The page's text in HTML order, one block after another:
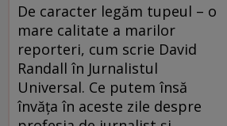
De caracter legăm tupeul – o
mare calitate a marilor
reporteri, cum scrie David
Randall în Jurnalistul
Universal. Ce putem însă
învăța în aceste zile despre